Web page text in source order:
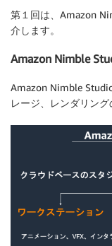
第１回は、Amazon
介します。
Amazon Nimble
Amazon Nimble
レージ、レンダリング